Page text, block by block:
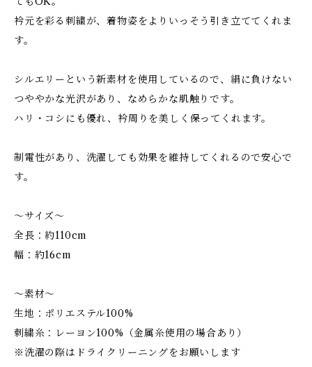
衿元を彩る刺繍が、着物姿をよりいっそう引き立ててくれま
す。
シルエリーという新素材を使用しているので、絹に負けない
つややかな光沢があり、なめらかな肌触りです。
ハリ・コシにも優れ、衿周りを美しく保ってくれます。
制電性があり、洗濯しても効果を維持してくれるので安心で
す。
～サイズ～
全長：約110cm
幅：約16cm
～素材～
生地：ポリエステル100%
刺繍糸：レーヨン100%（金属糸使用の場合あり）
※洗濯の際はドライクリーニングをお願いします